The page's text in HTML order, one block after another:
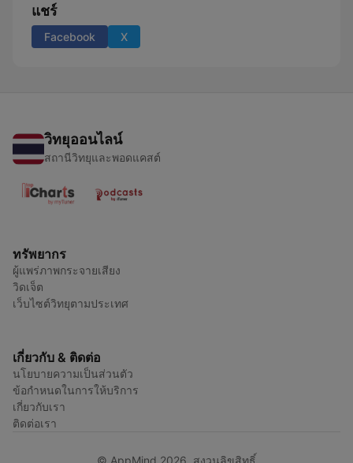
แชร์
Facebook X
วิทยุออนไลน์
สถานีวิทยุและพอดแคสต์
ทรัพยากร
ผู้แพร่ภาพกระจายเสียง
วิดเจ็ต
เว็บไซต์วิทยุตามประเทศ
เกี่ยวกับ & ติดต่อ
นโยบายความเป็นส่วนตัว
ข้อกำหนดในการให้บริการ
เกี่ยวกับเรา
ติดต่อเรา
© AppMind 2026. สงวนลิขสิทธิ์